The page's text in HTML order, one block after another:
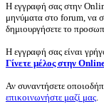
Η εγγραφή σας στην
μηνύματα στο forum, να
δημιουργήσετε το
Η εγγραφή σας είναι
Γίνετε μέλος στην
Αν συναντήσετε
επικοινωνήστε μαζί μας.